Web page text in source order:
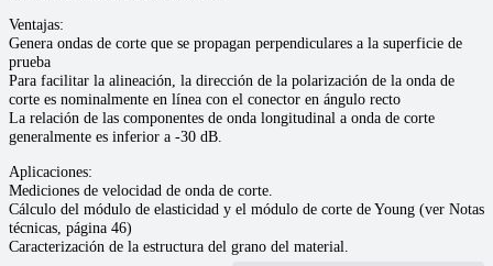
Ventajas:
Genera ondas de corte que se propagan perpendiculares a la superficie de
prueba
Para facilitar la alineación, la dirección de la polarización de la onda de
corte es nominalmente en línea con el conector en ángulo recto
La relación de las componentes de onda longitudinal a onda de corte
generalmente es inferior a -30 dB.
Aplicaciones:
Mediciones de velocidad de onda de corte.
Cálculo del módulo de elasticidad y el módulo de corte de Young (ver Notas
técnicas, página 46)
Caracterización de la estructura del grano del material.